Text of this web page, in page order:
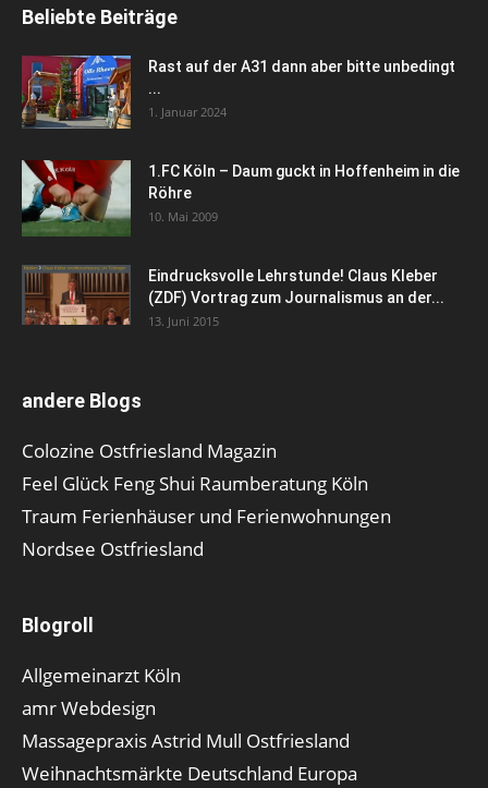
Beliebte Beiträge
Rast auf der A31 dann aber bitte unbedingt
...
1. Januar 2024
1.FC Köln – Daum guckt in Hoffenheim in die
Röhre
10. Mai 2009
Eindrucksvolle Lehrstunde! Claus Kleber
(ZDF) Vortrag zum Journalismus an der...
13. Juni 2015
andere Blogs
Colozine Ostfriesland Magazin
Feel Glück Feng Shui Raumberatung Köln
Traum Ferienhäuser und Ferienwohnungen
Nordsee Ostfriesland
Blogroll
Allgemeinarzt Köln
amr Webdesign
Massagepraxis Astrid Mull Ostfriesland
Weihnachtsmärkte Deutschland Europa